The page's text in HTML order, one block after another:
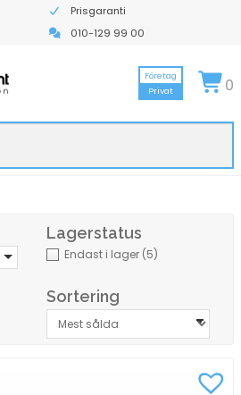
Prisgaranti
010-129 99 00
Företag
Privat
0
Lagerstatus
Endast i lager (5)
Sortering